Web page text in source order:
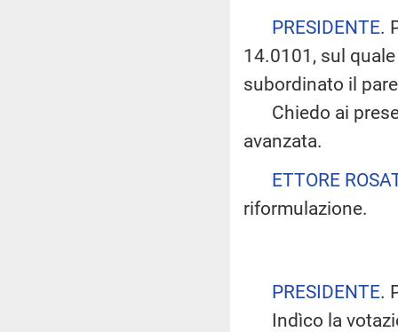
PRESIDENTE.
14.0101, sul
subordinato il
Chiedo ai
avanzata.
ETTORE
riformulazione.
PRESIDENTE.
Indìco la